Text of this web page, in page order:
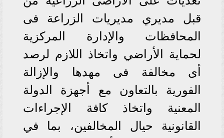
قبل مديري مديريات الزراعة فى
المحافظات والإدارة المركزية
لحماية الأراضي واتخاذ اللازم لرصد
أى مخالفة فى مهدها والإزالة
الفورية بالتعاون مع أجهزة الدولة
المعنية واتخاذ كافة الإجراءات
القانونية حيال المخالفين، بما في